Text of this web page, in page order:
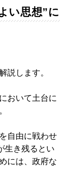
い思想”に
説します。
おいて土台に
自由に戦わせ
生き残るとい
には、政府な